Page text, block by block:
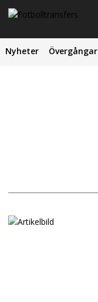
Nyheter Övergångar